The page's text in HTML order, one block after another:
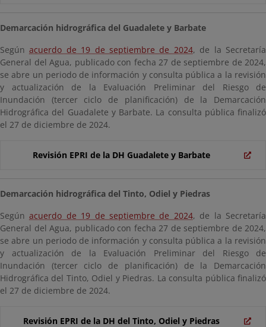
Demarcación hidrográfica del Guadalete y Barbate
Segúnacuerdo de 19 de septiembre de 2024, de la Secretaría
General del Agua, publicado con fecha 27 de septiembre de 2024,
se abre un periodo de información y consulta pública a la revisión
y actualización de la Evaluación Preliminar del Riesgo de
Inundación (tercer ciclo de planificación) de la Demarcación
Hidrográfica del Guadalete y Barbate. La consulta pública finalizó
el 27 de diciembre de 2024.
Revisión EPRI de la DH Guadalete y Barbate
Demarcación hidrográfica del Tinto, Odiel y Piedras
Segúnacuerdo de 19 de septiembre de 2024, de la Secretaría
General del Agua, publicado con fecha 27 de septiembre de 2024,
se abre un periodo de información y consulta pública a la revisión
y actualización de la Evaluación Preliminar del Riesgo de
Inundación (tercer ciclo de planificación) de la Demarcación
Hidrográfica del Tinto, Odiel y Piedras. La consulta pública finalizó
el 27 de diciembre de 2024.
Revisión EPRI de la DH del Tinto, Odiel y Piedras